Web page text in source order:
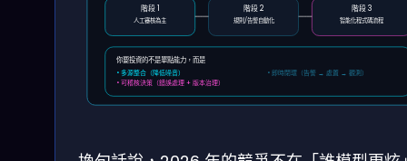
階段 1
人工審核為主
階段 2
規則/告警自動化
階段 3
智能化程式碼流程
你要投資的不是單點能力，而是
• 多源整合（降低噪音）
• 可稽核決策（錯誤處理 + 版本治理）
• 即時閉環（告警 → 處置 → 觀測）